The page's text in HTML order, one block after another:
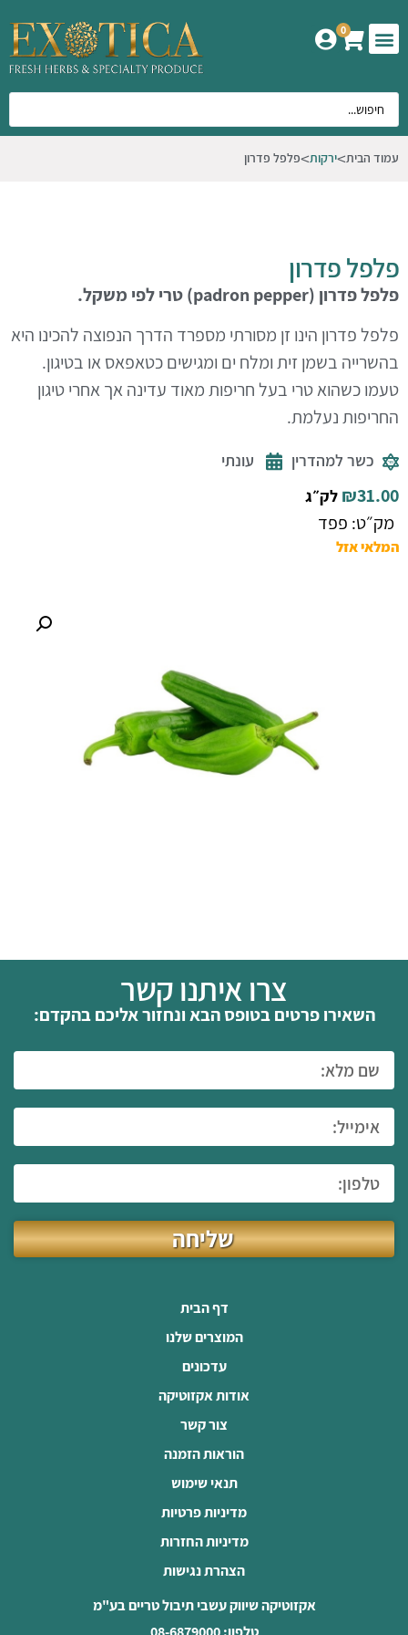
0
עמוד הבית ירקות פלפל פדרון
פלפל פדרון
פלפל פדרון (padron pepper) טרי לפי משקל.
פלפל פדרון הינו זן מסורתי מספרד הדרך הנפוצה להכינו היא
בהשרייה בשמן זית ומלח ים ומגישים כטאפאס או בטיגון.
טעמו כשהוא טרי בעל חריפות מאוד עדינה אך אחרי טיגון
החריפות נעלמת.
כשר למהדרין עונתי
₪31.00 לק״ג
מק״ט: פפד
המלאי אזל
צרו איתנו קשר
השאירו פרטים בטופס הבא ונחזור אליכם בהקדם:
שליחה
דף הבית
המוצרים שלנו
עדכונים
אודות אקזוטיקה
צור קשר
הוראות הזמנה
תנאי שימוש
מדיניות פרטיות
מדיניות החזרות
הצהרת נגישות
אקזוטיקה שיווק עשבי תיבול טריים בע"מ